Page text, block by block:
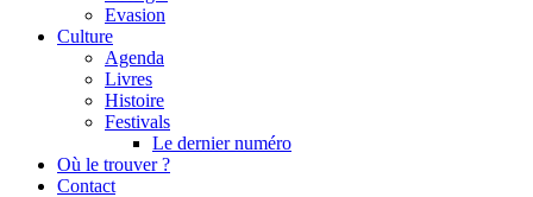
Evasion
Culture
Agenda
Livres
Histoire
Festivals
Le dernier numéro
Où le trouver ?
Contact